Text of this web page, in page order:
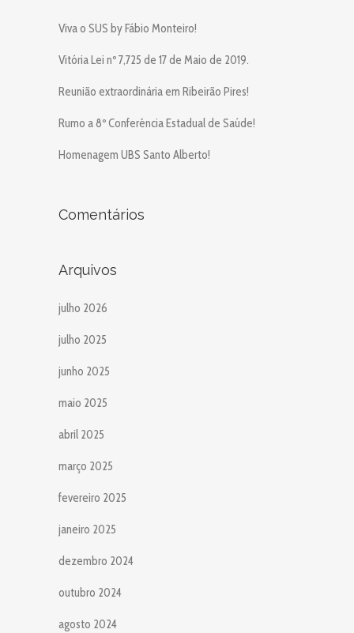
Viva o SUS by Fábio Monteiro!
Vitória Lei nº 7,725 de 17 de Maio de 2019.
Reunião extraordinária em Ribeirão Pires!
Rumo a 8º Conferência Estadual de Saúde!
Homenagem UBS Santo Alberto!
Comentários
Arquivos
julho 2026
julho 2025
junho 2025
maio 2025
abril 2025
março 2025
fevereiro 2025
janeiro 2025
dezembro 2024
outubro 2024
agosto 2024